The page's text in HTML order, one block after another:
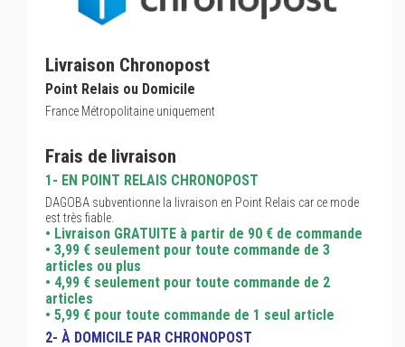
Livraison Chronopost
Point Relais ou Domicile
France Métropolitaine uniquement
Frais de livraison
1- EN POINT RELAIS CHRONOPOST
DAGOBA subventionne la livraison en Point Relais car ce mode
est très fiable.
• Livraison GRATUITE à partir de 90 € de commande
• 3,99 € seulement pour toute commande de 3
articles ou plus
• 4,99 € seulement pour toute commande de 2
articles
• 5,99 € pour toute commande de 1 seul article
2- À DOMICILE PAR CHRONOPOST